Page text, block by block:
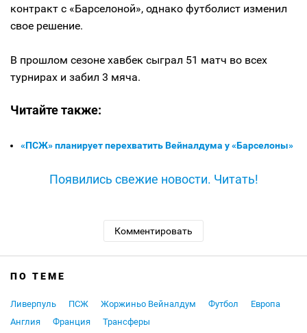
контракт с «Барселоной», однако футболист изменил
свое решение.
В прошлом сезоне хавбек сыграл 51 матч во всех
турнирах и забил 3 мяча.
Читайте также:
«ПСЖ» планирует перехватить Вейналдума у «Барселоны»
Появились свежие новости. Читать!
Комментировать
ПО ТЕМЕ
Ливерпуль ПСЖ Жоржиньо Вейналдум Футбол
Европа
Англия
Франция Трансферы